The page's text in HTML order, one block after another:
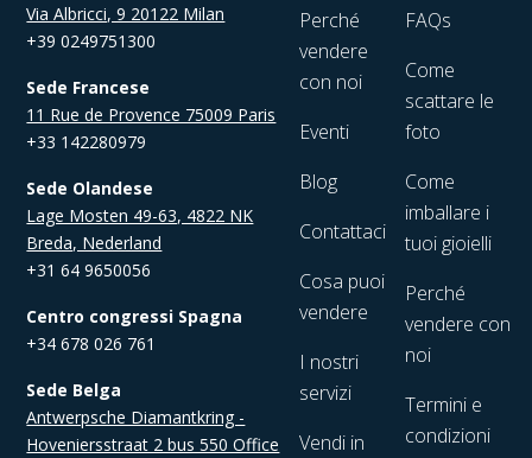
Via Albricci, 9 20122 Milan
+39 0249751300
Sede Francese
11 Rue de Provence 75009 Paris
+33 142280979
Sede Olandese
Lage Mosten 49-63, 4822 NK
Breda, Nederland
+31 64 9650056
Centro congressi Spagna
+34 678 026 761
Sede Belga
Antwerpsche Diamantkring -
Hoveniersstraat 2 bus 550 Office
Perché
vendere
con noi
Eventi
Blog
Contattaci
Cosa puoi
vendere
I nostri
servizi
Vendi in
FAQs
Come
scattare le
foto
Come
imballare i
tuoi gioielli
Perché
vendere con
noi
Termini e
condizioni